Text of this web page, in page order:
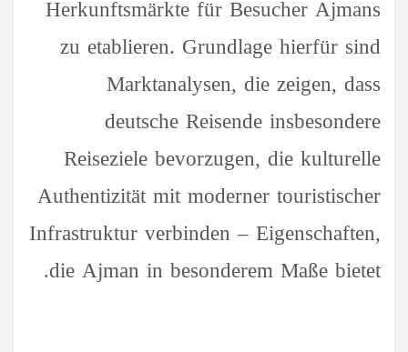
Herkunftsmärkte für Besucher Ajmans
zu etablieren. Grundlage hierfür sind
Marktanalysen, die zeigen, dass
deutsche Reisende insbesondere
Reiseziele bevorzugen, die kulturelle
Authentizität mit moderner touristischer
Infrastruktur verbinden – Eigenschaften,
die Ajman in besonderem Maße bietet.